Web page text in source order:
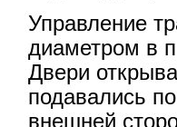
Управление
диаметром в
Двери
подавались
внешней